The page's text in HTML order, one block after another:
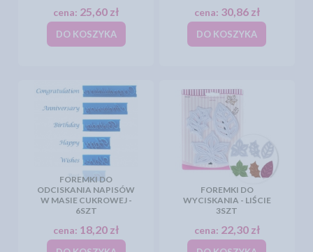
cena: 25,60 zł
DO KOSZYKA
cena: 30,86 zł
DO KOSZYKA
FOREMKI DO
ODCISKANIA NAPISÓW
W MASIE CUKROWEJ -
6SZT
cena: 18,20 zł
FOREMKI DO
WYCISKANIA - LIŚCIE
3SZT
cena: 22,30 zł